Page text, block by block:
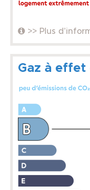
>> Plus
Gaz à effet